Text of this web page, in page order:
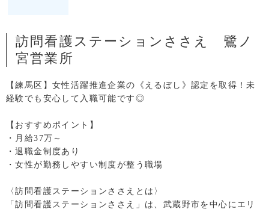
訪問看護ステーションささえ 鷺ノ
宮営業所
【練馬区】女性活躍推進企業の《えるぼし》認定を取得！未
経験でも安心して入職可能です◎
【おすすめポイント】
・月給37万～
・退職金制度あり
・女性が勤務しやすい制度が整う職場
〈訪問看護ステーションささえとは〉
「訪問看護ステーションささえ」は、武蔵野市を中心にエリ